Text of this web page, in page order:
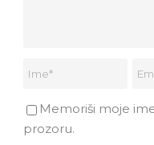
Memoriši moje
prozoru.